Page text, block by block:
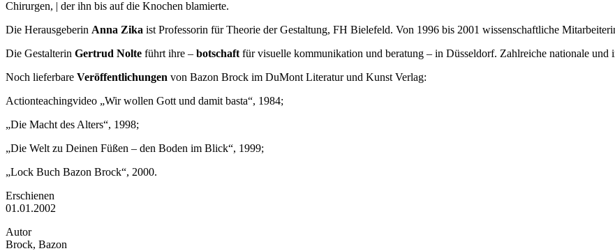
Chirurgen, | der ihn bis auf die Knochen blamierte.
Die Herausgeberin Anna Zika ist Professorin für Theorie der Gestaltung, FH Bielefeld. Von 1996 bis 2001 wissenschaftliche
Die Gestalterin Gertrud Nolte führt ihre – botschaft für visuelle kommunikation und beratung – in Düsseldorf. Zahlreiche nationale
Noch lieferbare Veröffentlichungen von Bazon Brock im DuMont Literatur und Kunst Verlag:
Actionteachingvideo „Wir wollen Gott und damit basta“, 1984;
„Die Macht des Alters“, 1998;
„Die Welt zu Deinen Füßen – den Boden im Blick“, 1999;
„Lock Buch Bazon Brock“, 2000.
Erschienen
01.01.2002
Autor
Brock, Bazon